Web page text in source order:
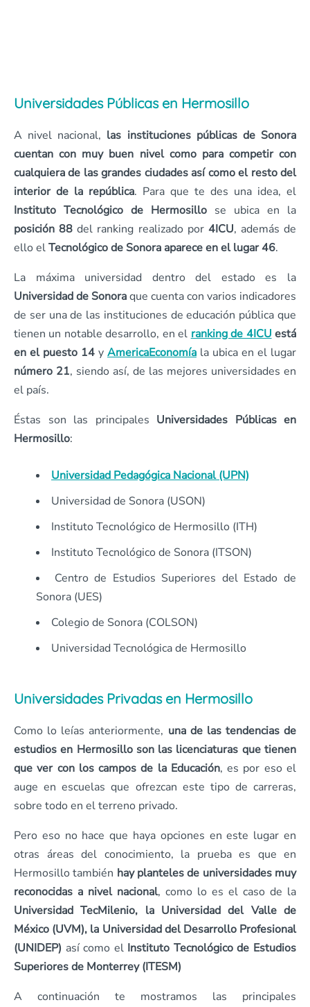
Universidades Públicas en Hermosillo
A nivel nacional, las instituciones públicas de Sonora
cuentan con muy buen nivel como para competir con
cualquiera de las grandes ciudades así como el resto del
interior de la república. Para que te des una idea, el
Instituto Tecnológico de Hermosillo se ubica en la
posición 88 del ranking realizado por 4ICU, además de
ello elTecnológico de Sonora aparece en el lugar 46.
La máxima universidad dentro del estado es la
Universidad de Sonoraque cuenta con varios indicadores
de ser una de las instituciones de educación pública que
tienen un notable desarrollo, en el ranking de 4ICU está
en el puesto 14 y AmericaEconomía la ubica en el lugar
número 21, siendo así, de las mejores universidades en
el país.
Éstas son las principales Universidades Públicas en
Hermosillo:
Universidad Pedagógica Nacional (UPN)
Universidad de Sonora (USON)
Instituto Tecnológico de Hermosillo (ITH)
Instituto Tecnológico de Sonora (ITSON)
Centro de Estudios Superiores del Estado de
Sonora (UES)
Colegio de Sonora (COLSON)
Universidad Tecnológica de Hermosillo
Universidades Privadas en Hermosillo
Como lo leías anteriormente, una de las tendencias de
estudios en Hermosillo son las licenciaturas que tienen
que ver con los campos de la Educación, es por eso el
auge en escuelas que ofrezcan este tipo de carreras,
sobre todo en el terreno privado.
Pero eso no hace que haya opciones en este lugar en
otras áreas del conocimiento, la prueba es que en
Hermosillo también hay planteles de universidades muy
reconocidas a nivel nacional, como lo es el caso de la
Universidad TecMilenio, la Universidad del Valle de
México (UVM), la Universidad del Desarrollo Profesional
(UNIDEP) así como el Instituto Tecnológico de Estudios
Superiores de Monterrey (ITESM)
A continuación te mostramos las principales